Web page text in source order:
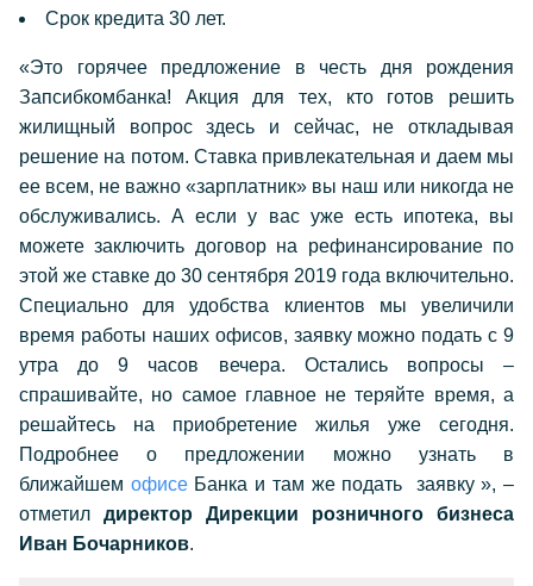
Срок кредита 30 лет.
«Это горячее предложение в честь дня рождения
Запсибкомбанка! Акция для тех, кто готов решить
жилищный вопрос здесь и сейчас, не откладывая
решение на потом. Ставка привлекательная и даем мы
ее всем, не важно «зарплатник» вы наш или никогда не
обслуживались. А если у вас уже есть ипотека, вы
можете заключить договор на рефинансирование по
этой же ставке до 30 сентября 2019 года включительно.
Специально для удобства клиентов мы увеличили
время работы наших офисов, заявку можно подать с 9
утра до 9 часов вечера. Остались вопросы –
спрашивайте, но самое главное не теряйте время, а
решайтесь на приобретение жилья уже сегодня.
Подробнее о предложении можно узнать в
ближайшем офисеБанка и там же подать заявку», –
отметил директор Дирекции розничного бизнеса
Иван Бочарников.